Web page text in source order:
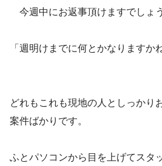
今週中にお返事頂けますでしょう
「週明けまでに何とかなりますか
どれもこれも現地の人としっかり
案件ばかりです。
ふとパソコンから目を上げてスタ